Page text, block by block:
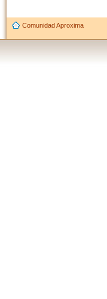
Comunidad Aproxima